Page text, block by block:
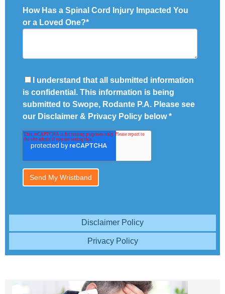
How Has a Spinal Cord Injury Impacted You
or a Loved One?*
I understand that all submitted information
is confidential. This information is being
submitted to Swope, Rodante P.A. Please see
our Disclaimer & Privacy Policy below*
Disclaimer Policy
Privacy Policy